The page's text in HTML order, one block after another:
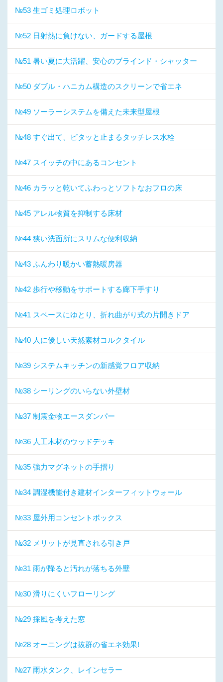
№53 生ゴミ処理ロボット
№52 日射熱に負けない、ガードする屋根
№51 暑い夏に大活躍、安心のブラインド・シャッター
№50 ダブル・ハニカム構造のスクリーンで省エネ
№49 ソーラーシステムを備えた未来型屋根
№48 すぐ出て、ピタッと止まるタッチレス水栓
№47 スイッチの中にあるコンセント
№46 カラッと乾いてふわっとソフトなおフロの床
№45 アレル物質を抑制する床材
№44 狭い洗面所にスリムな便利収納
№43 ふんわり暖かい蓄熱暖房器
№42 歩行や移動をサポートする廊下手すり
№41 スペースにゆとり、折れ曲がり式の片開きドア
№40 人に優しい天然素材コルクタイル
№39 システムキッチンの新感覚フロア収納
№38 シーリングのいらない外壁材
№37 制震金物エースダンパー
№36 人工木材のウッドデッキ
№35 強力マグネットの手摺り
№34 調湿機能付き建材インターフィットウォール
№33 屋外用コンセントボックス
№32 メリットが見直される引き戸
№31 雨が降ると汚れが落ちる外壁
№30 滑りにくいフローリング
№29 採風を考えた窓
№28 オーニングは抜群の省エネ効果!
№27 雨水タンク、レインセラー